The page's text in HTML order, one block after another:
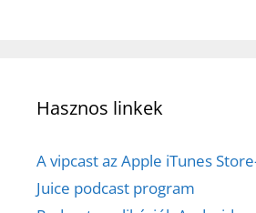
Hasznos linkek
A vipcast az Apple iTunes
Juice podcast program